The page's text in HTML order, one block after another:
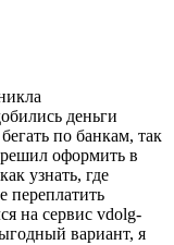
деньги
по банкам, так
оформить в
узнать, где
переплатить
на сервис vdolg-
вариант, я